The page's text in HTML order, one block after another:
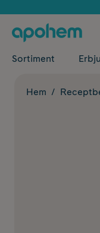
Sortiment
Hem